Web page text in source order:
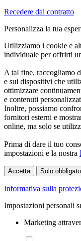
Recedere dal contratto
Personalizza la tua
Utilizziamo i cookie e
individuale per offrirti
A tal fine, raccogliamo
e sui dispositivi che
ottimizzare
e contenuti
Inoltre, possiamo
fornitori esterni e
online, ma solo se
Prima di dare il tuo
impostazioni e la nostra
Accetta Solo
Informativa sulla
Impostazioni personali
Marketing